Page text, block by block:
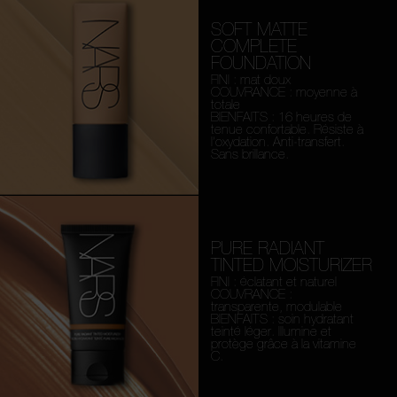
SOFT MATTE
COMPLETE
FOUNDATION
FINI : mat doux
COUVRANCE : moyenne à
totale
BIENFAITS : 16 heures de
tenue confortable. Résiste à
l’oxydation. Anti-transfert.
Sans brillance.
PURE RADIANT
TINTED MOISTURIZER
FINI : éclatant et naturel
COUVRANCE :
transparente, modulable
BIENFAITS : soin hydratant
teinté léger. Illumine et
protège grâce à la vitamine
C.